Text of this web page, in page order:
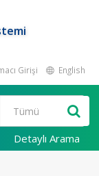
Girişi English
Detaylı Arama